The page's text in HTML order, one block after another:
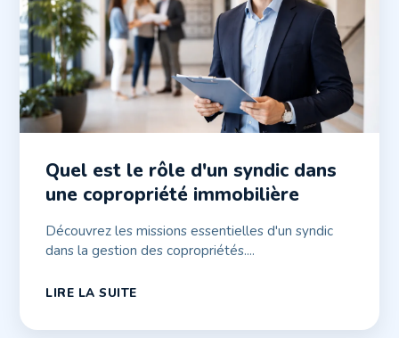
Quel est le rôle d'un syndic dans
une copropriété immobilière
Découvrez les missions essentielles d'un syndic
dans la gestion des copropriétés....
LIRE LA SUITE